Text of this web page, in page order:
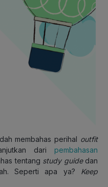
membahas perihal outfit
dari pembahasan
tentang study guidedan
Seperti apa ya? Keep